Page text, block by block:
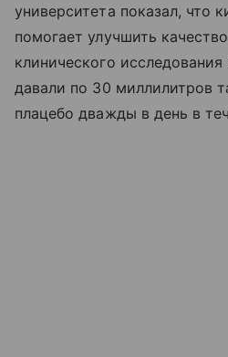
университета показал, что
помогает улучшить
клинического
давали по 30 миллилитров
плацебо дважды в день в